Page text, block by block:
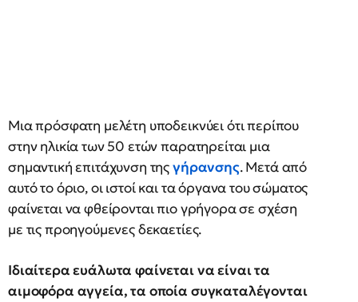
Μια πρόσφατη μελέτη υποδεικνύει ότι περίπου
στην ηλικία των 50 ετών παρατηρείται μια
σημαντική επιτάχυνση τηςγήρανσης. Μετά από
αυτό το όριο, οι ιστοί και τα όργανα του σώματος
φαίνεται να φθείρονται πιο γρήγορα σε σχέση
με τις προηγούμενες δεκαετίες.
Ιδιαίτερα ευάλωτα φαίνεται να είναι τα
αιμοφόρα αγγεία, τα οποία συγκαταλέγονται